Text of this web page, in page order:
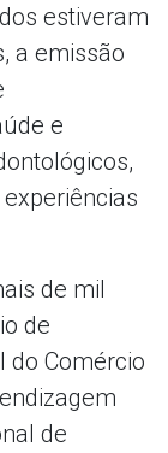
estiveram
a emissão
e
de mil
de
do Comércio
de